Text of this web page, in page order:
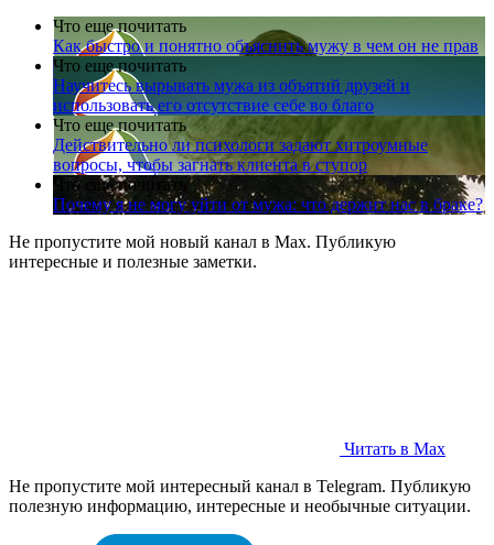
Что еще почитать
Как быстро и понятно объяснить мужу в чем он не прав
Что еще почитать
Научитесь вырывать мужа из объятий друзей и
использовать его отсутствие себе во благо
Что еще почитать
Действительно ли психологи задают хитроумные
вопросы, чтобы загнать клиента в ступор
Что еще почитать
Почему я не могу уйти от мужа: что держит нас в браке?
Не пропустите мой новый канал в Max. Публикую
интересные и полезные заметки.
Читать в Max
Не пропустите мой интересный канал в Telegram. Публикую
полезную информацию, интересные и необычные ситуации.